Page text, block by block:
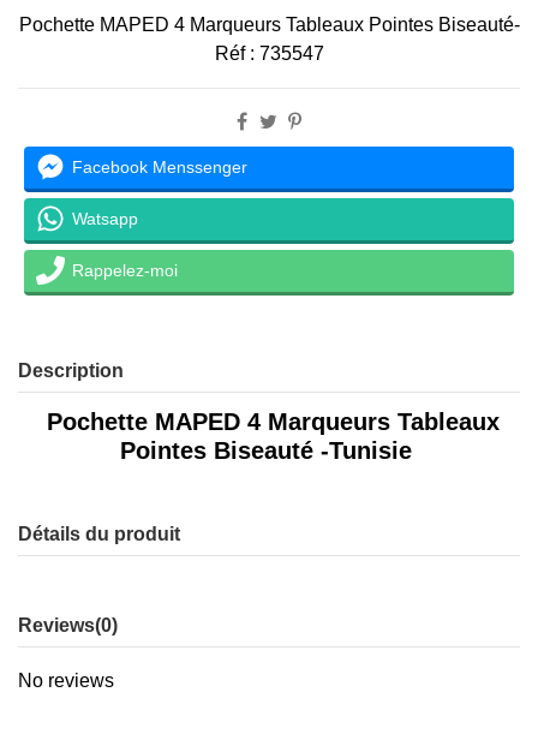
Pochette MAPED 4 Marqueurs Tableaux Pointes Biseauté-
Réf : 735547
Facebook Menssenger
Watsapp
Rappelez-moi
Description
Pochette MAPED 4 Marqueurs Tableaux
Pointes Biseauté -Tunisie
Détails du produit
Reviews(0)
No reviews